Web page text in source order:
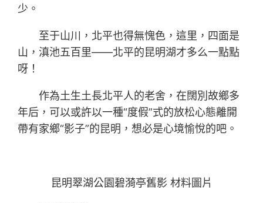
少。
至于山川，北平也得無愧色，這里，四面是
山，滇池五百里——北平的昆明湖才多么一點點
呀！
作為土生土長北平人的老舍，在闊別故鄉多
年后，可以或許以一種“度假”式的放松心態離開
帶有家鄉“影子”的昆明，想必是心境愉悅的吧。
昆明翠湖公園碧漪亭舊影 材料圖片